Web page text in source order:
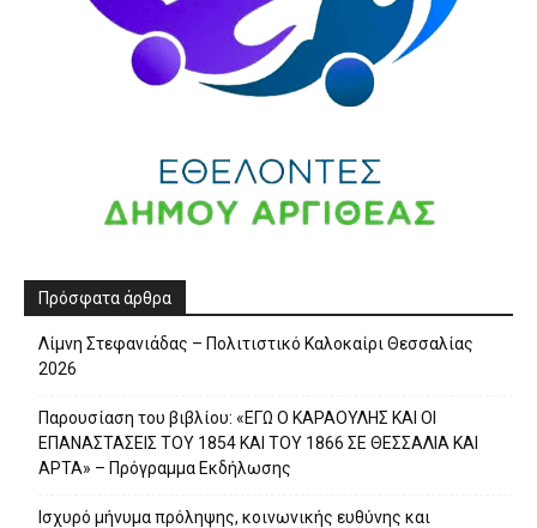
Πρόσφατα άρθρα
Λίμνη Στεφανιάδας – Πολιτιστικό Καλοκαίρι Θεσσαλίας
2026
Παρουσίαση του βιβλίου: «ΕΓΩ Ο ΚΑΡΑΟΥΛΗΣ ΚΑΙ ΟΙ
ΕΠΑΝΑΣΤΑΣΕΙΣ ΤΟΥ 1854 ΚΑΙ ΤΟΥ 1866 ΣΕ ΘΕΣΣΑΛΙΑ ΚΑΙ
ΑΡΤΑ» – Πρόγραμμα Εκδήλωσης
Ισχυρό μήνυμα πρόληψης, κοινωνικής ευθύνης και